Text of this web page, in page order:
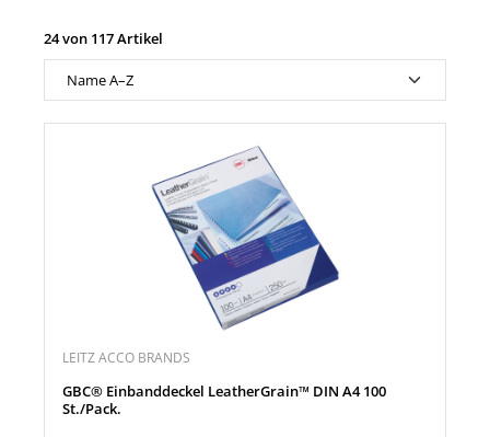
24 von 117 Artikel
LEITZ ACCO BRANDS
GBC® Einbanddeckel LeatherGrain™ DIN A4 100
St./Pack.